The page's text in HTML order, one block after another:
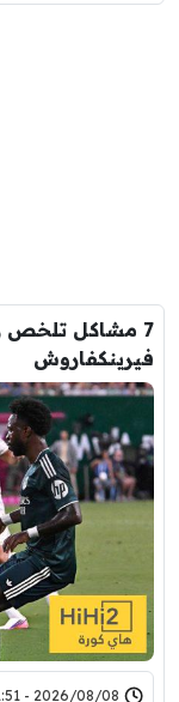
7 مشاكل تلخص
فيرينكفاروش
2026/08/08 - 21:51